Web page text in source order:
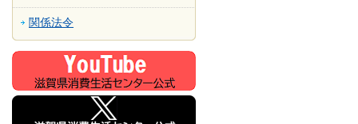
関係法令